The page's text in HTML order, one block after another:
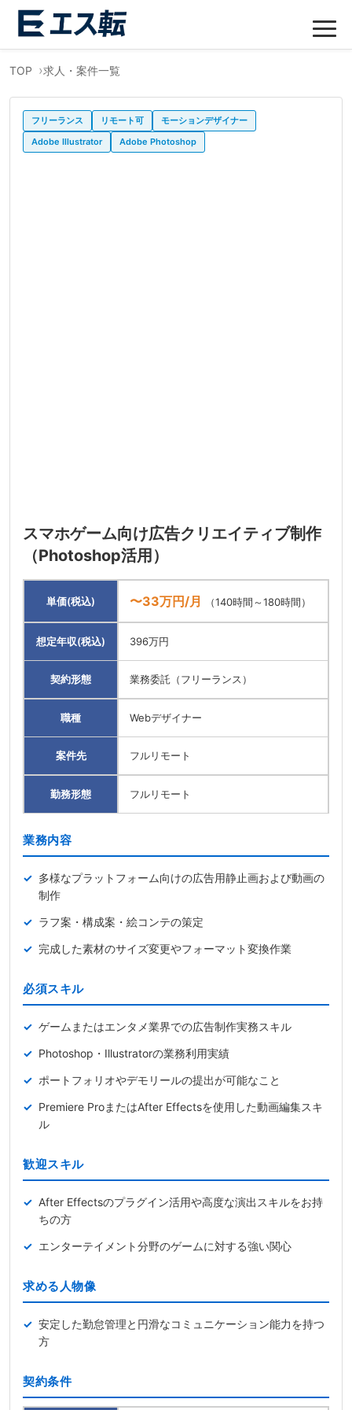
TOP 求人・案件一覧
フリーランス リモート可
モーションデザイナー
Adobe Illustrator
Adobe Photoshop
スマホゲーム向け広告クリエイティブ制作
（Photoshop活用）
単価(税込) 〜33万円/月 （140時間～180時間）
想定年収(税込) 396万円
契約形態 業務委託（フリーランス）
職種 Webデザイナー
案件先 フルリモート
勤務形態 フルリモート
業務内容
多様なプラットフォーム向けの広告用静止画および動画の
制作
ラフ案・構成案・絵コンテの策定
完成した素材のサイズ変更やフォーマット変換作業
必須スキル
ゲームまたはエンタメ業界での広告制作実務スキル
Photoshop・Illustratorの業務利用実績
ポートフォリオやデモリールの提出が可能なこと
Premiere ProまたはAfter Effectsを使用した動画編集スキ
ル
歓迎スキル
After Effectsのプラグイン活用や高度な演出スキルをお持
ちの方
エンターテイメント分野のゲームに対する強い関心
求める人物像
安定した勤怠管理と円滑なコミュニケーション能力を持つ
方
契約条件